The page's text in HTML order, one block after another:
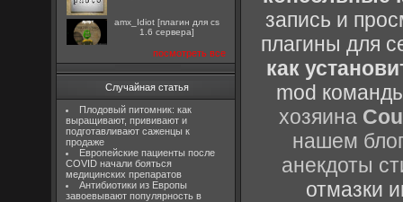
amx_Idiot [плагин для cs
1.6 сервера]
посмотреть все
Случайная статья
Плодовый питомник: как
выращивают, прививают и
подготавливают саженцы к
продаже
Европейские пациенты после
COVID начали бояться
медицинских препаратов
Антибиотики из Европы
завоевывают популярность в
запись и
плагины для
как
mod
хозяина
нашем
анекдоты
отмазки